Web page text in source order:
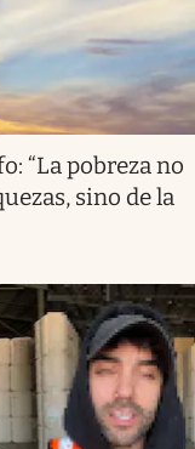
“La pobreza no
sino de la